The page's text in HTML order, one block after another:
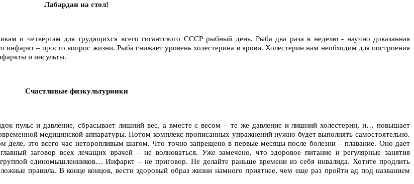
Лабардан на стол!
и четвергам для трудящихся всего гигантского СССР рыбный день. Рыба два раза в неделю - научно доказанная
инфаркт – просто вопрос жизни. Рыба снижает уровень холестерина в крови. Холестерин нам необходим для построения
и инсульты.
Счастливые физкультурники
пульс и давление, сбрасывает лишний вес, а вместе с весом – те же давление и лишний холестерин, и… повышает
медицинской аппаратуры. Потом комплекс прописанных упражнений нужно будет выполнять самостоятельно.
это всего час неторопливым шагом. Что точно запрещено в первые месяцы после болезни – плавание. Оно дает
заговор всех лечащих врачей – не волноваться. Уже замечено, что здоровое питание и регулярные занятия
единомышленников… Инфаркт – не приговор. Не делайте раньше времени из себя инвалида. Хотите продлить
правила. В конце концов, вести здоровый образ жизни намного приятнее, чем еще раз пройти ад под названием